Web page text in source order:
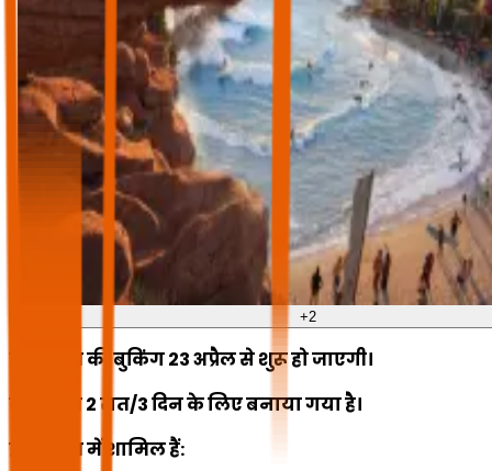
+2
इस पैकेज की बुकिंग 23 अप्रैल से शुरू हो जाएगी।
यह पैकेज 2 रात/3 दिन के लिए बनाया गया है।
इस पैकेज में शामिल हैं: